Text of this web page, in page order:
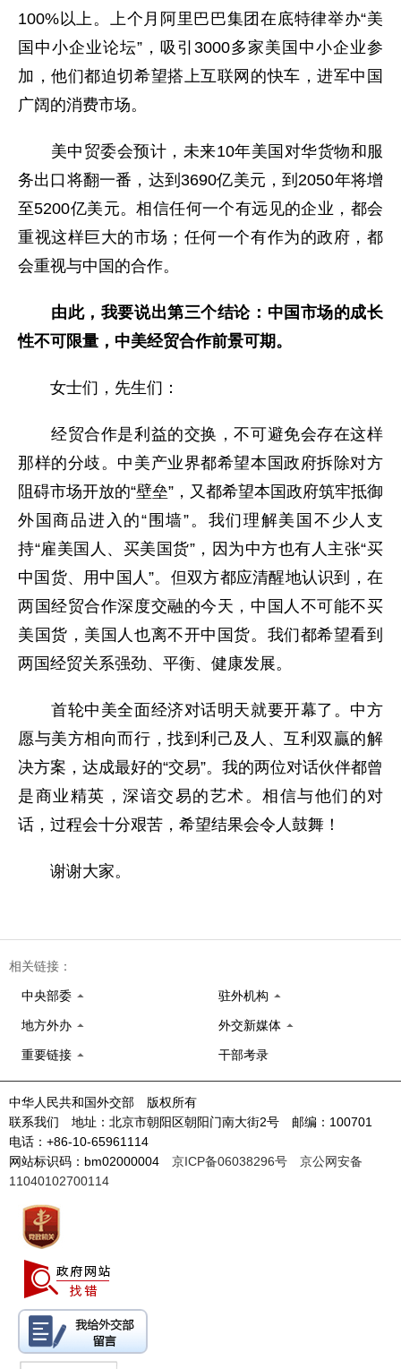
100%以上。上个月阿里巴巴集团在底特律举办“美
国中小企业论坛”，吸引3000多家美国中小企业参
加，他们都迫切希望搭上互联网的快车，进军中国
广阔的消费市场。
美中贸委会预计，未来10年美国对华货物和服
务出口将翻一番，达到3690亿美元，到2050年将增
至5200亿美元。相信任何一个有远见的企业，都会
重视这样巨大的市场；任何一个有作为的政府，都
会重视与中国的合作。
由此，我要说出第三个结论：中国市场的成长
性不可限量，中美经贸合作前景可期。
女士们，先生们：
经贸合作是利益的交换，不可避免会存在这样
那样的分歧。中美产业界都希望本国政府拆除对方
阻碍市场开放的“壁垒”，又都希望本国政府筑牢抵御
外国商品进入的“围墙”。我们理解美国不少人支
持“雇美国人、买美国货”，因为中方也有人主张“买
中国货、用中国人”。但双方都应清醒地认识到，在
两国经贸合作深度交融的今天，中国人不可能不买
美国货，美国人也离不开中国货。我们都希望看到
两国经贸关系强劲、平衡、健康发展。
首轮中美全面经济对话明天就要开幕了。中方
愿与美方相向而行，找到利己及人、互利双贏的解
决方案，达成最好的“交易”。我的两位对话伙伴都曾
是商业精英，深谙交易的艺术。相信与他们的对
话，过程会十分艰苦，希望结果会令人鼓舞！
谢谢大家。
相关链接：
中央部委 驻外机构
地方外办 外交新媒体
重要链接 干部考录
中华人民共和国外交部 版权所有
联系我们 地址：北京市朝阳区朝阳门南大街2号 邮编：100701
电话：+86-10-65961114
网站标识码：bm02000004 京ICP备06038296号
京公网安备
11040102700114